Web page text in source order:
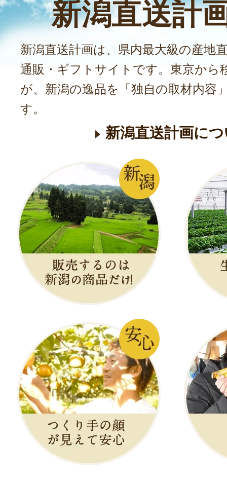
新潟直送計
新潟直送計画は、県内最大級の産地
通販・ギフトサイトです。東京から
が、新潟の逸品を「独自の取材内容
す。
新潟直送計画に